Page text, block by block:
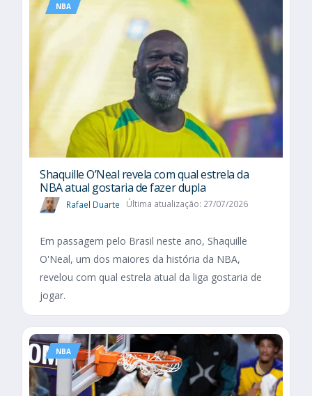
NBA
Shaquille O’Neal revela com qual estrela da
NBA atual gostaria de fazer dupla
Rafael Duarte Última atualização: 27/07/2026
Em passagem pelo Brasil neste ano, Shaquille
O'Neal, um dos maiores da história da NBA,
revelou com qual estrela atual da liga gostaria de
jogar.
NBA